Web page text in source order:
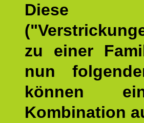
Diese
zu einer
nun
können
Kombination